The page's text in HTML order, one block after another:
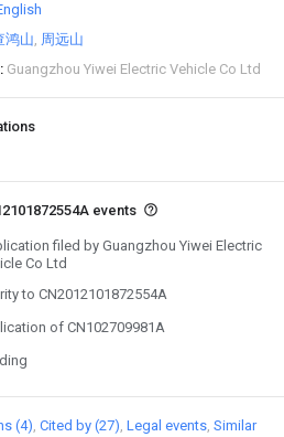
鸿山 周远山
Guangzhou Yiwei Electric Vehicle Co Ltd
events
filed by Guangzhou Yiwei Electric
Co Ltd
to CN2012101872554A
of CN102709981A
(4) Cited by (27) Legal events Similar